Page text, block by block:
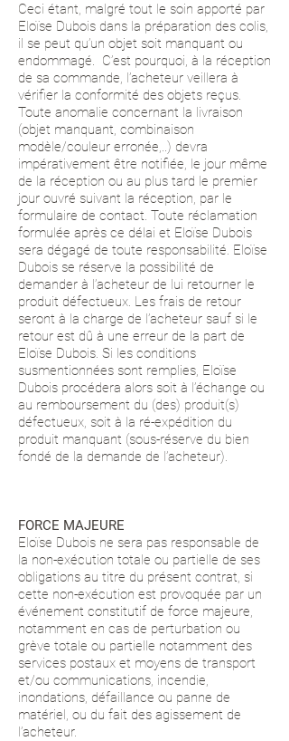
Ceci étant, malgré tout le soin apporté par
Eloïse Dubois dans la préparation des colis,
il se peut qu’un objet soit manquant ou
endommagé. C’est pourquoi, à la réception
de sa commande, l’acheteur veillera à
vérifier la conformité des objets reçus.
Toute anomalie concernant la livraison
(objet manquant, combinaison
modèle/couleur erronée,..) devra
impérativement être notifiée, le jour même
de la réception ou au plus tard le premier
jour ouvré suivant la réception, par le
formulaire de contact. Toute réclamation
formulée après ce délai et Eloïse Dubois
sera dégagé de toute responsabilité. Eloïse
Dubois se réserve la possibilité de
demander à l’acheteur de lui retourner le
produit défectueux. Les frais de retour
seront à la charge de l’acheteur sauf si le
retour est dû à une erreur de la part de
Eloïse Dubois. Si les conditions
susmentionnées sont remplies, Eloïse
Dubois procédera alors soit à l’échange ou
au remboursement du (des) produit(s)
défectueux, soit à la ré-expédition du
produit manquant (sous-réserve du bien
fondé de la demande de l’acheteur).
FORCE MAJEURE
Eloïse Dubois ne sera pas responsable de
la non-exécution totale ou partielle de ses
obligations au titre du présent contrat, si
cette non-exécution est provoquée par un
événement constitutif de force majeure,
notamment en cas de perturbation ou
grève totale ou partielle notamment des
services postaux et moyens de transport
et/ou communications, incendie,
inondations, défaillance ou panne de
matériel, ou du fait des agissement de
l’acheteur.